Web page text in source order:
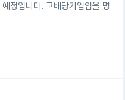
정입니다. 고배당기업임을 명